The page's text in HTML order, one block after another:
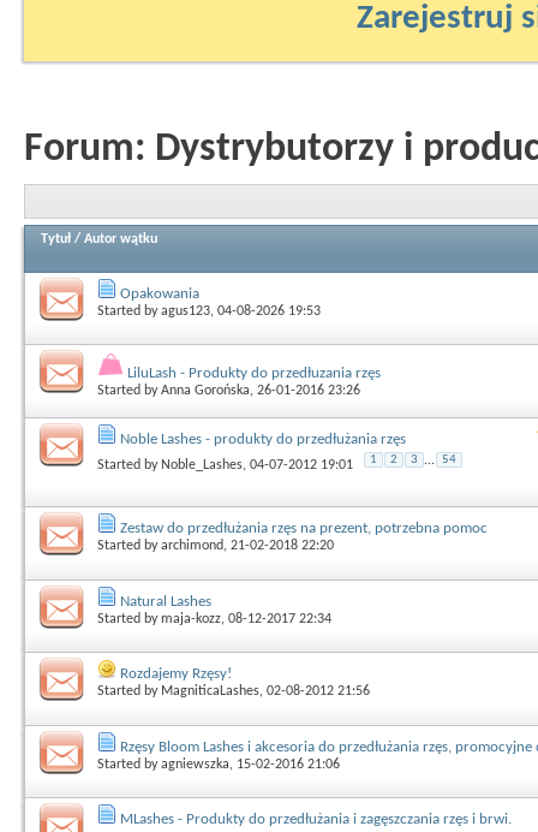
Zarejestruj
Forum: Dystrybutorzy i
Tytuł / Autor wątku
Opakowania
Started byagus123, 04-08-2026 19:53
LiluLash - Produkty do przedłuzania rzęs
Started byAnna Gorońska, 26-01-2016 23:26
Noble Lashes - produkty do przedłużania rzęs
Started by Noble_Lashes, 04-07-2012 19:01 1 2 3 ... 54
Zestaw do przedłużania rzęs na prezent, potrzebna pomoc
Started byarchimond, 21-02-2018 22:20
Natural Lashes
Started bymaja-kozz, 08-12-2017 22:34
Rozdajemy Rzęsy!
Started by MagniticaLashes, 02-08-2012 21:56
Rzęsy Bloom Lashes i akcesoria do przedłużania rzęs, promocyjne
Started byagniewszka, 15-02-2016 21:06
MLashes - Produkty do przedłużania i zagęszczania rzęs i brwi.